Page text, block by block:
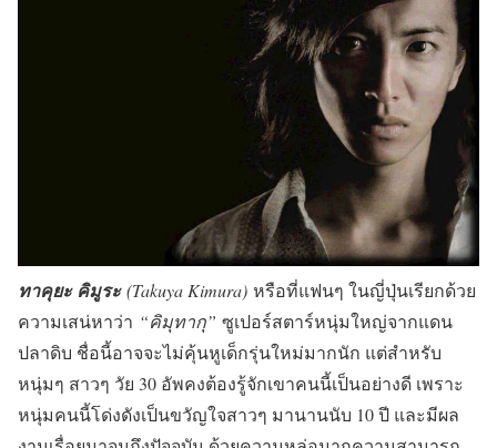
ทาคุยะ คิมูระ(Takuya Kimura) หรือที่แฟนๆ ในญี่ปุ่นเรียกด้วย
ความเสน่หาว่า “คิมุทากุ” ซูเปอร์สตาร์หนุ่มใหญ่จากแดน
ปลาดิบ ชื่อนี้อาจจะไม่คุ้นหูเด็กรุ่นใหม่มากนัก แต่สำหรับ
หนุ่มๆ สาวๆ วัย 30 อัพคงต้องรู้จักเขาคนนี้เป็นอย่างดี เพราะ
หนุ่มคนนี้โด่งดังเป็นขวัญใจสาวๆ มานานนับ 10 ปี และมีผล